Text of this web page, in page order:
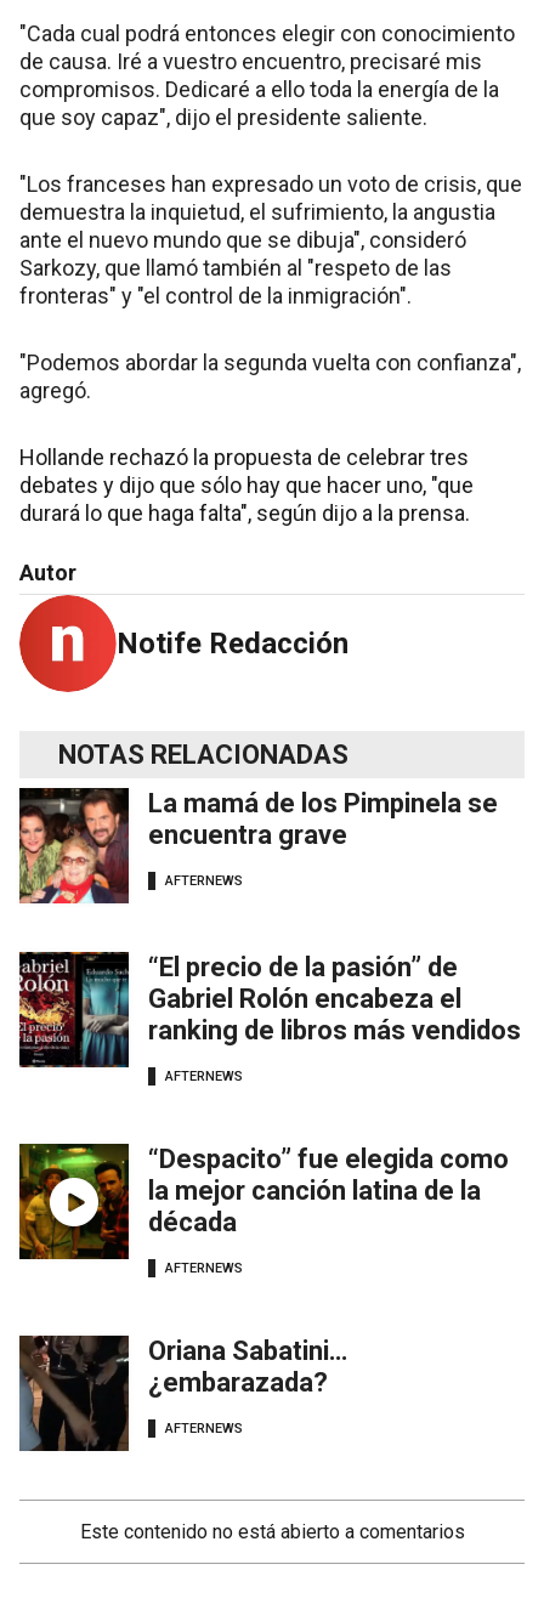
"Cada cual podrá entonces elegir con conocimiento
de causa. Iré a vuestro encuentro, precisaré mis
compromisos. Dedicaré a ello toda la energía de la
que soy capaz", dijo el presidente saliente.
"Los franceses han expresado un voto de crisis, que
demuestra la inquietud, el sufrimiento, la angustia
ante el nuevo mundo que se dibuja", consideró
Sarkozy, que llamó también al "respeto de las
fronteras" y "el control de la inmigración".
"Podemos abordar la segunda vuelta con confianza",
agregó.
Hollande rechazó la propuesta de celebrar tres
debates y dijo que sólo hay que hacer uno, "que
durará lo que haga falta", según dijo a la prensa.
Autor
Notife Redacción
NOTAS RELACIONADAS
La mamá de los Pimpinela se
encuentra grave
AFTERNEWS
“El precio de la pasión” de
Gabriel Rolón encabeza el
ranking de libros más vendidos
AFTERNEWS
“Despacito” fue elegida como
la mejor canción latina de la
década
AFTERNEWS
Oriana Sabatini…
¿embarazada?
AFTERNEWS
Este contenido no está abierto a comentarios